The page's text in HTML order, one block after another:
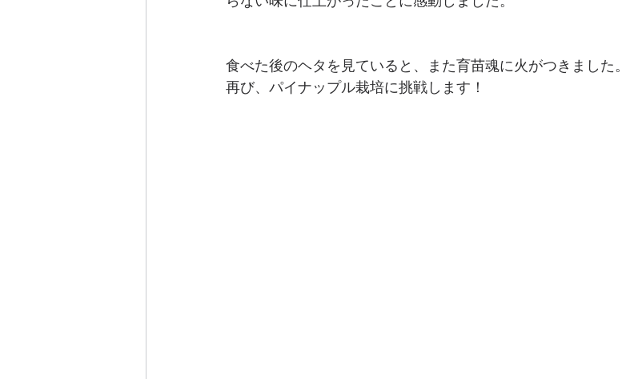
食べた後のヘタを見ていると、また育苗魂に火がつきました。
再び、パイナップル栽培に挑戦します！